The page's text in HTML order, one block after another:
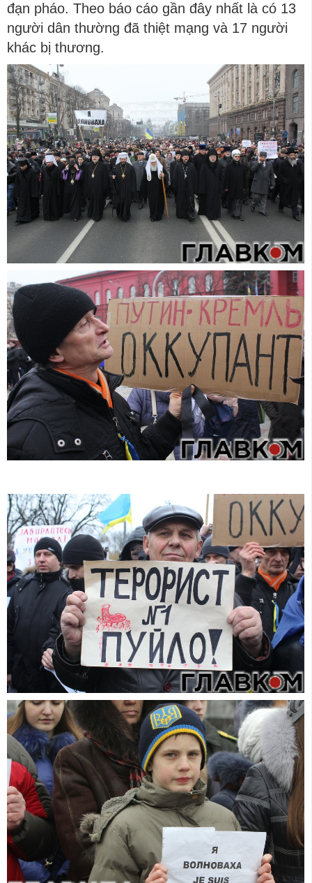
đạn pháo. Theo báo cáo gần đây nhất là có 13
người dân thường đã thiệt mạng và 17 người
khác bị thương.